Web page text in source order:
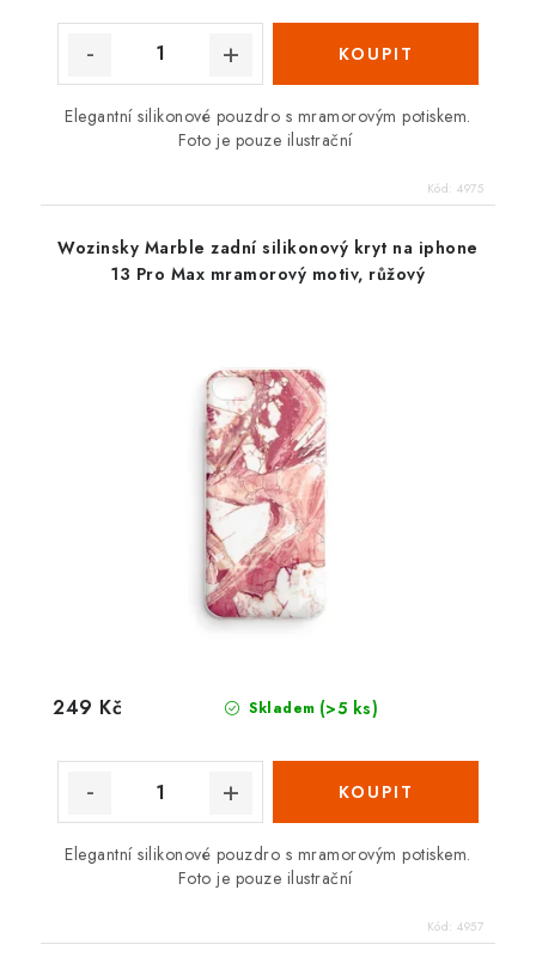
Elegantní silikonové pouzdro s mramorovým potiskem.
Foto je pouze ilustrační
Kód: 4975
Wozinsky Marble zadní silikonový kryt na iphone
13 Pro Max mramorový motiv, růžový
Skladem (>5 ks)
249 Kč
Elegantní silikonové pouzdro s mramorovým potiskem.
Foto je pouze ilustrační
Kód: 4957